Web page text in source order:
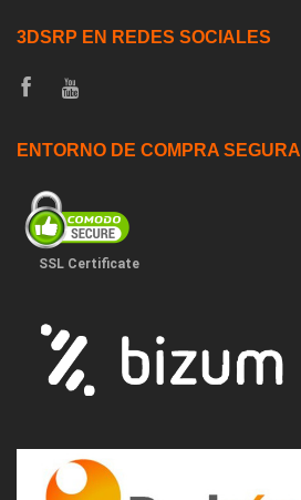
3DSRP EN REDES SOCIALES
ENTORNO DE COMPRA SEGURA
SSL Certificate